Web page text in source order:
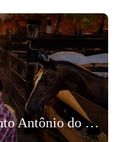
Fotografia Pré-Wedding em Santo Antônio do Grama, Minas Gerais, Tales e Isadora